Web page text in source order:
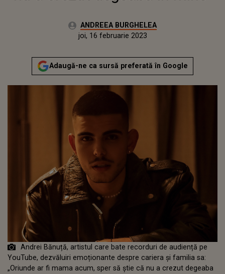
Autor:ANDREEA BURGHELEA
miercuri, 16 februarie 2022Actualizat:
joi, 16 februarie 2023
Adaugă-ne ca sursă preferată în Google
Andrei Bănuță, artistul care bate recorduri de audiență pe
YouTube, dezvăluiri emoționante despre cariera și familia sa:
„Oriunde ar fi mama acum, sper să știe că nu a crezut degeaba